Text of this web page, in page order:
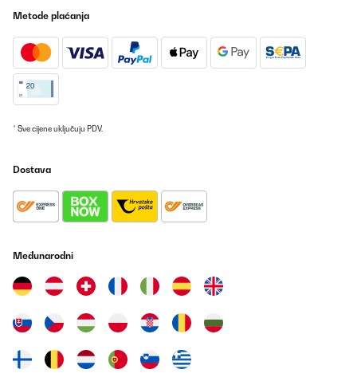
Metode plaćanja
* Sve cijene uključuju PDV.
Dostava
Međunarodni